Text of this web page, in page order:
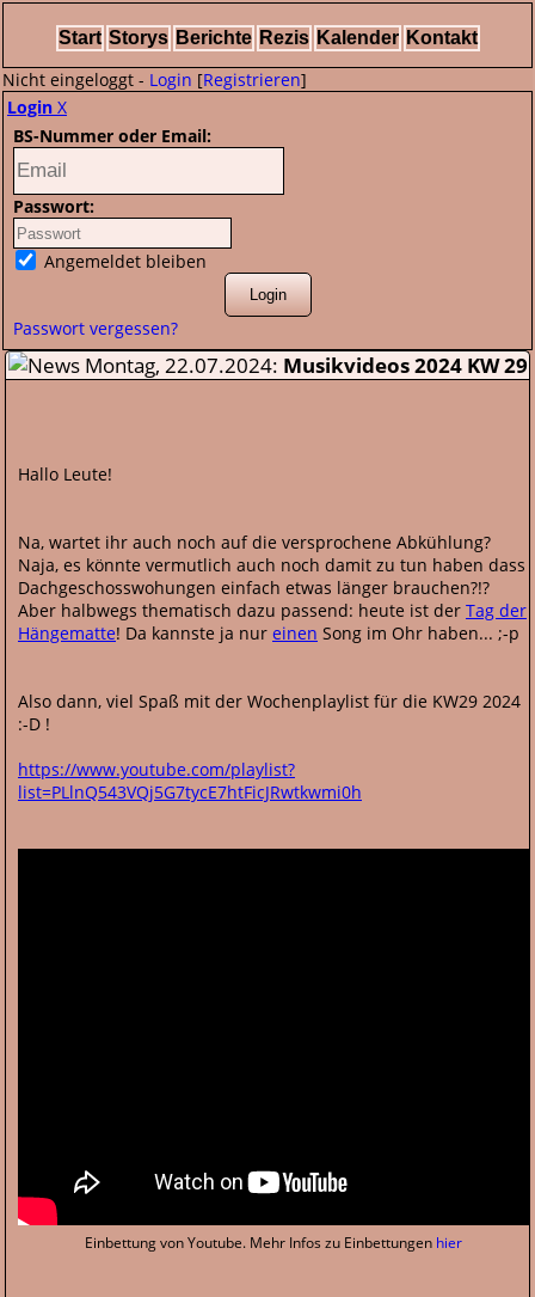
Start Storys Berichte Rezis Kalender Kontakt
Nicht eingeloggt - Login [Registrieren]
Login X
BS-Nummer oder Email:
Passwort:
Angemeldet bleiben
Passwort vergessen?
Montag, 22.07.2024: Musikvideos 2024 KW 29
Hallo Leute!
Na, wartet ihr auch noch auf die versprochene Abkühlung?
Naja, es könnte vermutlich auch noch damit zu tun haben dass
Dachgeschosswohungen einfach etwas länger brauchen?!?
Aber halbwegs thematisch dazu passend: heute ist der Tag der
Hängematte! Da kannste ja nur einen Song im Ohr haben... ;-p
Also dann, viel Spaß mit der Wochenplaylist für die KW29 2024
:-D !
https://www.youtube.com/playlist?
list=PLlnQ543VQj5G7tycE7htFicJRwtkwmi0h
Einbettung von Youtube. Mehr Infos zu Einbettungen hier